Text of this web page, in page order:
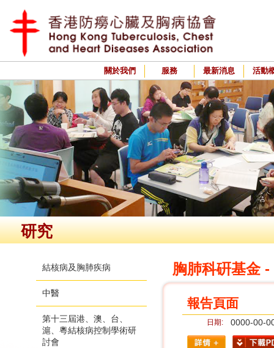
關於我們 服務 最新消息 活動
研究
結核病及胸肺疾病
中醫
第十三屆港、澳、台、
滬、粵結核病控制學術研
討會
胸肺科硏基金
報告頁面
日期: 0000-00-